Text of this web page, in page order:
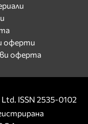
оферти
оферта
ISSN 2535-0102